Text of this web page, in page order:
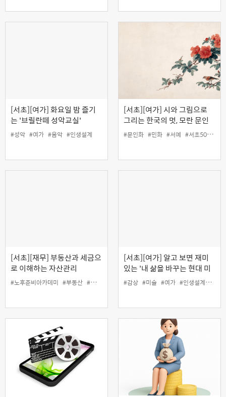
[서초][여가] 화요일 밤 즐기
는 '브릴란떼 성악교실'
#성악 #여가 #음악 #인생설계
[서초][여가] 시와 그림으로
그리는 한국의 멋, 모란 문인
화 기초
#문인화 #민화 #서예 #서초50플러스센터
[서초][재무] 부동산과 세금으
로 이해하는 자산관리
#노후준비아카데미 #부동산 #세금 #인생설계 #재무
[서초][여가] 알고 보면 재미
있는 '내 삶을 바꾸는 현대 미
술 감상법'
#감상 #미술 #여가 #인생설계 #현대